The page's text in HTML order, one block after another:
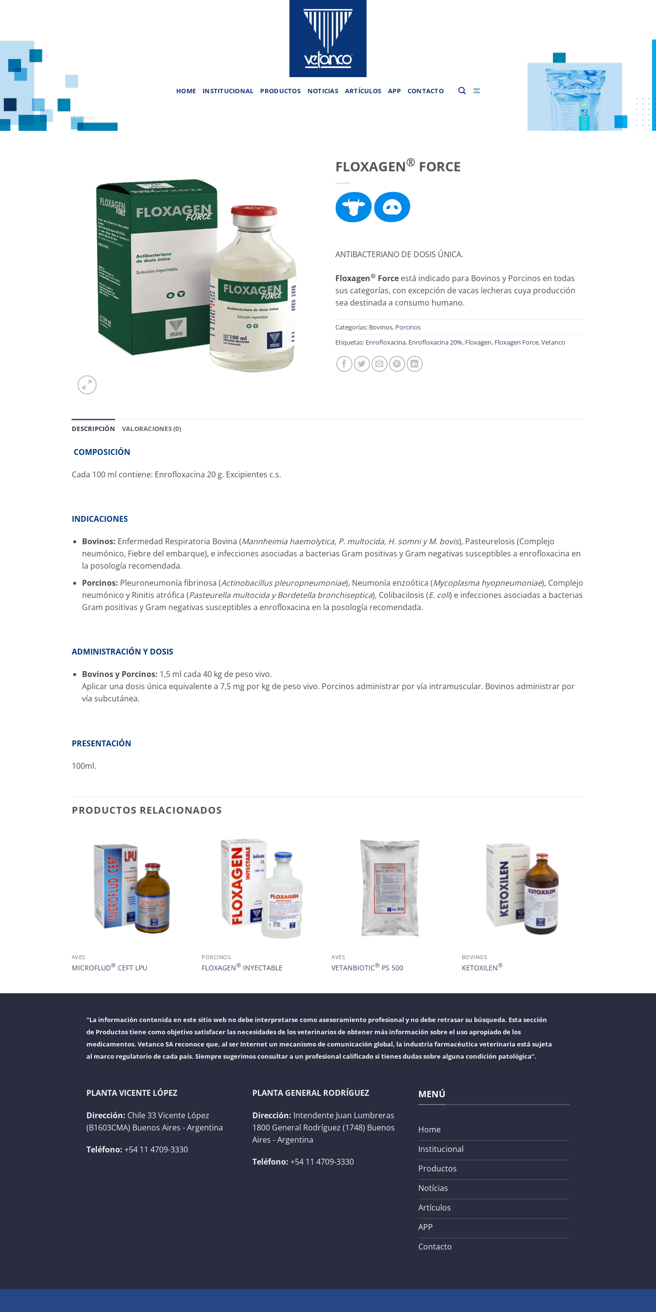
HOME INSTITUCIONAL PRODUCTOS NOTICIAS ARTÍCULOS APP CONTACTO
Porcinos
FLOXAGEN® FORCE
ANTIBACTERIANO DE DOSIS ÚNICA.
Floxagen® Force está indicado para Bovinos y Porcinos en todas
sus categorías, con excepción de vacas lecheras cuya producción
sea destinada a consumo humano.
Categorías: Bovinos, Porcinos
Etiquetas: Enrofloxacina, Enrofloxacina 20%, Floxagen, Floxagen Force,Vetanco
DESCRIPCIÓN VALORACIONES (0)
COMPOSICIÓN
Cada 100 ml contiene: Enrofloxacina 20 g. Excipientes c.s.
INDICACIONES
Bovinos: Enfermedad Respiratoria Bovina (Mannheimia haemolytica, P. multocida, H. somni y M. bovis), Pasteurelosis (Complejo
neumónico, Fiebre del embarque), e infecciones asociadas a bacterias Gram positivas y Gram negativas susceptibles a enrofloxacina en
la posología recomendada.
Porcinos: Pleuroneumonía fibrinosa (Actinobacillus pleuropneumoniae), Neumonía enzoótica (Mycoplasma hyopneumoniae), Complejo
neumónico y Rinitis atrófica (Pasteurella multocida y Bordetella bronchiseptica), Colibacilosis (E. coli) e infecciones asociadas a bacterias
Gram positivas y Gram negativas susceptibles a enrofloxacina en la posología recomendada.
ADMINISTRACIÓN Y DOSIS
Bovinos y Porcinos: 1,5 ml cada 40 kg de peso vivo.
Aplicar una dosis única equivalente a 7,5 mg por kg de peso vivo. Porcinos administrar por vía intramuscular. Bovinos administrar por
vía subcutánea.
PRESENTACIÓN
100ml.
PRODUCTOS RELACIONADOS
AVES
MICROFLUD®CEFT LPU
PORCINOS
FLOXAGEN® INYECTABLE
AVES
VETANBIOTIC® PS 500
BOVINOS
KETOXILEN®
"La información contenida en este sitio web no debe interpretarse como asesoramiento profesional y no debe retrasar su búsqueda. Esta sección
de Productos tiene como objetivo satisfacer las necesidades de los veterinarios de obtener más información sobre el uso apropiado de los
medicamentos. Vetanco SA reconoce que, al ser Internet un mecanismo de comunicación global, la industria farmacéutica veterinaria está sujeta
al marco regulatorio de cada país. Siempre sugerimos consultar a un profesional calificado si tienes dudas sobre alguna condición patológica”.
PLANTA VICENTE LÓPEZ
Dirección: Chile 33 Vicente López
(B1603CMA) Buenos Aires - Argentina
Teléfono: +54 11 4709-3330
PLANTA GENERAL RODRÍGUEZ
Dirección: Intendente Juan Lumbreras
1800 General Rodríguez (1748) Buenos
Aires - Argentina
Teléfono: +54 11 4709-3330
MENÚ
Home
Institucional
Productos
Notícias
Artículos
APP
Contacto